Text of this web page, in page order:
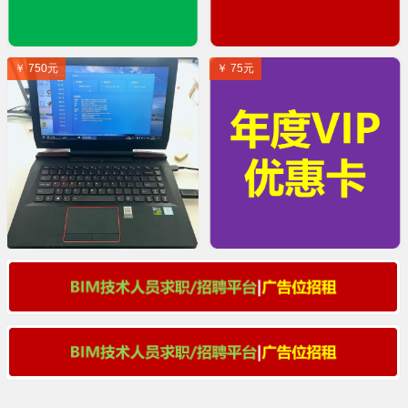
￥ 750元 ￥ 75元